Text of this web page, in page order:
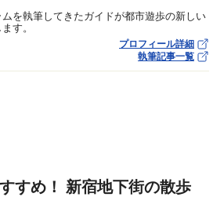
を執筆してきたガイドが都市遊歩の新しい
す。
プロフィール詳細
執筆記事一覧
すめ！ 新宿地下街の散歩